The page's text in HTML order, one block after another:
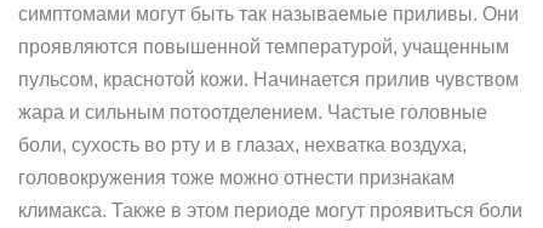
симптомами могут быть так называемые приливы. Они
проявляются повышенной температурой, учащенным
пульсом, краснотой кожи. Начинается прилив чувством
жара и сильным потоотделением. Частые головные
боли, сухость во рту и в глазах, нехватка воздуха,
головокружения тоже можно отнести признакам
климакса. Также в этом периоде могут проявиться боли